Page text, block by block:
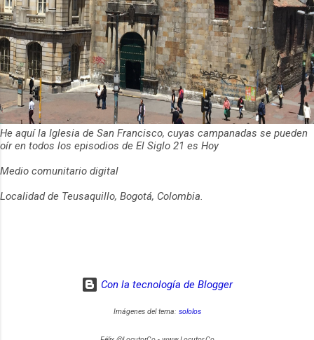
He aquí la Iglesia de San Francisco, cuyas campanadas se pueden
oír en todos los episodios de El Siglo 21 es Hoy
Medio comunitario digital
Localidad de Teusaquillo, Bogotá, Colombia.
Con la tecnología de Blogger
Imágenes del tema: sololos